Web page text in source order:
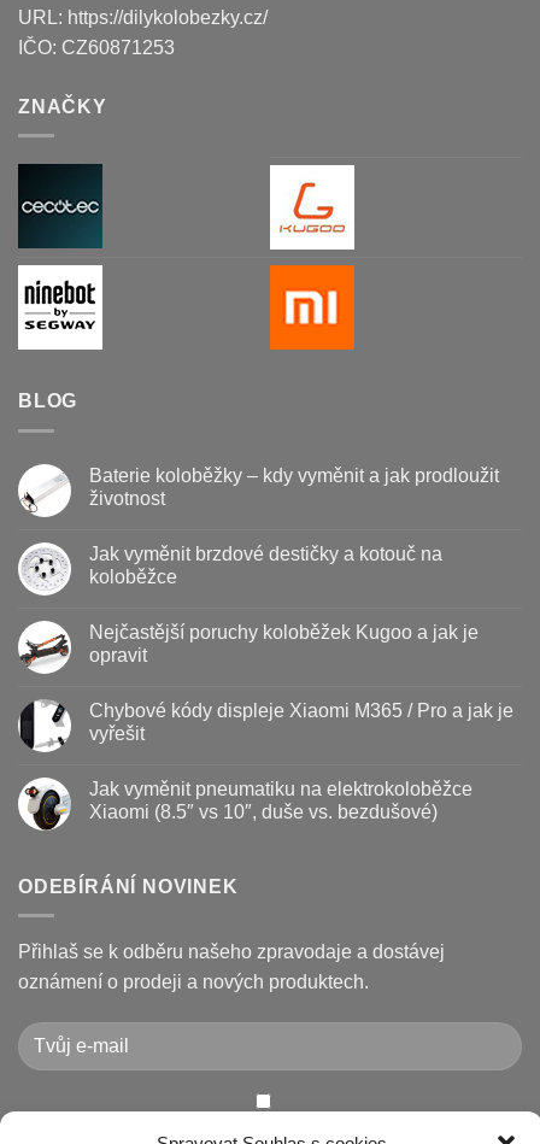
URL: https://dilykolobezky.cz/
IČO: CZ60871253
ZNAČKY
BLOG
Baterie koloběžky – kdy vyměnit a jak prodloužit
životnost
textu
s
koloběžky
kdy
jak
prodloužit
životnost
Jak vyměnit brzdové destičky a kotouč na
koloběžce
u
textu
s
vyměnit
brzdové
destičky
na
koloběžce
Nejčastější poruchy koloběžek Kugoo a jak je
opravit
u
textu
s
poruchy
koloběžek
Kugoo
opravit
Chybové kódy displeje Xiaomi M365 / Pro a jak je
vyřešit
textu
s
displeje
Xiaomi
Pro
a
jak
je
Jak vyměnit pneumatiku na elektrokoloběžce
Xiaomi (8.5″ vs 10″, duše vs. bezdušové)
textu
s
vyměnit
pneumatiku
na
elektrokoloběžce
(8.5″
vs
10″,
duše
ODEBÍRÁNÍ NOVINEK
Přihlaš se k odběru našeho zpravodaje a dostávej
oznámení o prodeji a nových produktech.